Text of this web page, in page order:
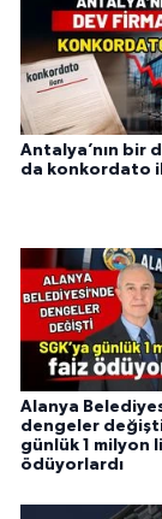
Antalya’nın bir
da konkordato
Alanya
dengeler değişti!
günlük 1 milyon
ödüyorlardı